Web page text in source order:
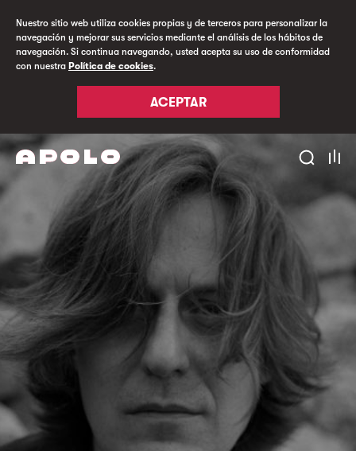
Nuestro sitio web utiliza cookies propias y de terceros para personalizar la
navegación y mejorar sus servicios mediante el análisis de los hábitos de
navegación. Si continua navegando, usted acepta su uso de conformidad
con nuestra Política de cookies.
ACEPTAR